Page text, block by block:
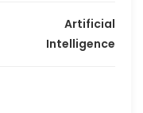
Artificial
Intelligence